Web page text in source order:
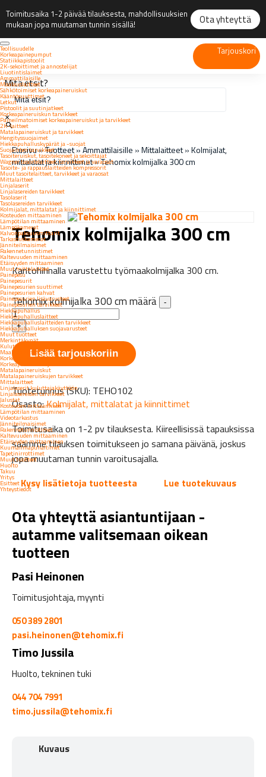
Toimitusaika 1-2 päivää tilauksesta, mahdollisuuksien
mukaan jopa muutaman tunnin sisällä!
Ota yhteyttä
Teollisuudelle
Korkeapainepumput
Statiikkapistoolit
2K-sekoittimet ja annostelijat
Liuotintislaimet
Ammattilaisille
Maalauslaitteet
Sähkötoimiset korkeapaineruiskut
Kääntösuuttimet
Letkut
Pistoolit ja suutinjatkeet
Korkeapaineruiskun tarvikkeet
Paineilmatoimiset korkeapaineruiskut ja tarvikkeet
2K-laitteet
Matalapaineruiskut ja tarvikkeet
Hengityssuojaimet
Hiekkapuhalluskypärät ja -suojat
Suojainten tarvikkeet
Tasoiteruiskut, tasoitekoneet ja sekoittajat
Wagner tasoitelaitteet, tarvikkeet ja varaosat
Tasoite- ja rappauslaitteiden kompressorit
Muut tasoitelaitteet, tarvikkeet ja varaosat
Mittalaitteet
Linjalaserit
Linjalasereiden tarvikkeet
Tasolaserit
Tasolasereiden tarvikkeet
Kolmijalat, mittalatat ja kiinnittimet
Kosteuden mittaaminen
Lämpötilan mittaaminen
Lämpökamerat
Kalvonpaksuusmittarit
Tarkastuskamerat
Jänniteilmaisimet
Rakennetunnistimet
Kaltevuuden mittaaminen
Etäisyyden mittaaminen
Muut mittalaitteet
Painepesu
Painepesurit
Painepesurien suuttimet
Painepesurien kahvat
Painepesurien lisävarusteet
Painepesurien tarvikkeet
Hiekkapuhallus
Hiekkapuhalluslaitteet
Hiekkapuhalluslaitteiden tarvikkeet
Hiekkapuhalluksen suojavarusteet
Muut tuotteet
Merkintäkynät
Kuluttajille
Maalauslaitteet
Korkeapaineruiskut
Korkeapaineruiskujen tarvikkeet
Matalapaineruiskut
Matalapaineruiskujen tarvikkeet
Mittalaitteet
Linjalaserit kuluttajakäyttöön
Linjalasereiden tarvikkeet
Jalustat
Kosteuden mittaaminen
Lämpötilan mittaaminen
Videotarkastus
Jänniteilmaisimet
Rakennetunnistimet
Kaltevuuden mittaaminen
Etäisyyden mittaaminen
Kuumailmapuhaltimet
Tapetinirrottimet
Muut tuotteet
Huolto
Takuu
Yritys
Esitteet
Yhteystiedot
Tarjouskori
Mitä etsit?
×
Etusivu»Tuotteet»Ammattilaisille »Mittalaitteet»Kolmijalat,
mittalatat ja kiinnittimet»Tehomix kolmijalka 300 cm
Tehomix kolmijalka 300 cm
Kantohihnalla varustettu työmaakolmijalka 300 cm.
Tehomix kolmijalka 300 cm määrä -
+
Lisää tarjouskoriin
Tuotetunnus (SKU): TEHO102
Osasto:Kolmijalat, mittalatat ja kiinnittimet
Toimitusaika on 1-2 pv tilauksesta. Kiireellisissä tapauksissa
saamme tilauksen toimitukseen jo samana päivänä, joskus
jopa muutaman tunnin varoitusajalla.
Kysy lisätietoja tuotteesta
Lue tuotekuvaus
Ota yhteyttä asiantuntijaan -
autamme valitsemaan oikean
tuotteen
Pasi Heinonen
Toimitusjohtaja, myynti
050 389 2801
pasi.heinonen@tehomix.fi
Timo Jussila
Huolto, tekninen tuki
044 704 7991
timo.jussila@tehomix.fi
Kuvaus